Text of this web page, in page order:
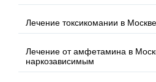
Лечение токсикомании в Москве
Лечение от амфетамина в
наркозависимым